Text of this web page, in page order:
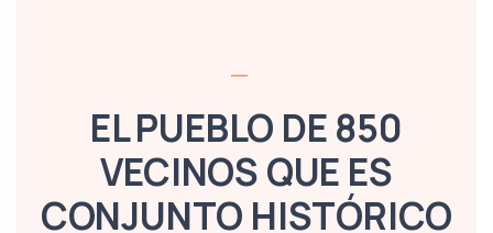
EL PUEBLO DE 850
VECINOS QUE ES
CONJUNTO HISTÓRICO